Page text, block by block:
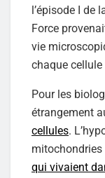
l’épisode I de
Force
vie
chaque cellule
Pour les
étrangement
cellules.
qui vivaient